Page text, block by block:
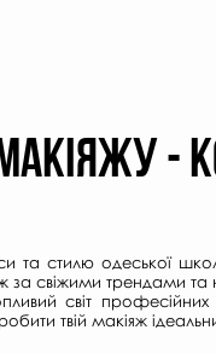
-
та стилю одеської
за свіжими трендами
світ
твій макіяж